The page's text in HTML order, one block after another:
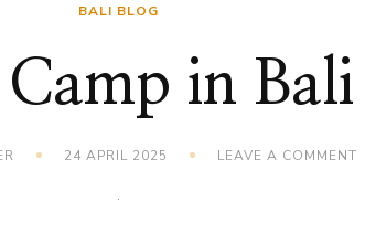
BALI BLOG
in Bali
24 APRIL 2025 LEAVE A COMMENT